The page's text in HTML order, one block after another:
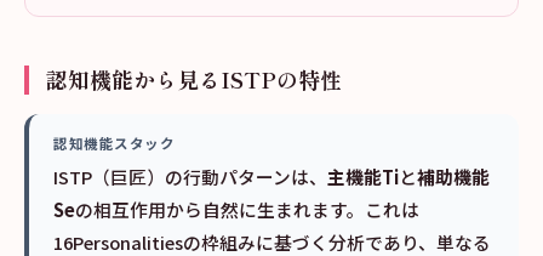
認知機能から見るISTPの特性
認知機能スタック
ISTP（巨匠）の行動パターンは、 主機能Tiと補助機能
Seの相互作用から自然に生まれます。これは
16Personalitiesの枠組みに基づく分析であり、単なる